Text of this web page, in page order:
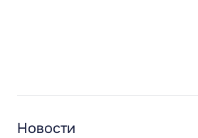
Новости